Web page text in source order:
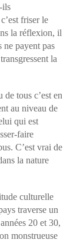
ils
friser le
la réflexion, il
ne payent pas
la
tous c’est en
au niveau de
qui est
faire
C’est vrai de
la nature
culturelle
traverse un
20 et 30,
monstrueuse